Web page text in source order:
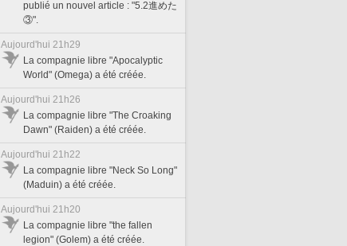
publié un nouvel article : "5.2進めた
③".
Aujourd'hui 21h29
La compagnie libre "Apocalyptic
World" (Omega) a été créée.
Aujourd'hui 21h26
La compagnie libre "The Croaking
Dawn" (Raiden) a été créée.
Aujourd'hui 21h22
La compagnie libre "Neck So Long"
(Maduin) a été créée.
Aujourd'hui 21h20
La compagnie libre "the fallen
legion" (Golem) a été créée.